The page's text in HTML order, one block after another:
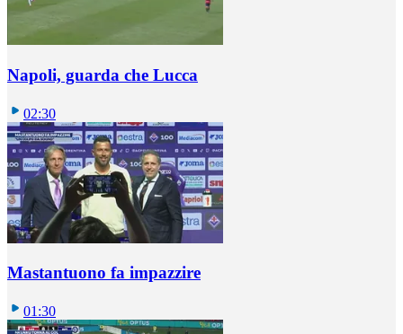
Napoli, guarda che Lucca
02:30
Mastantuono fa impazzire
01:30